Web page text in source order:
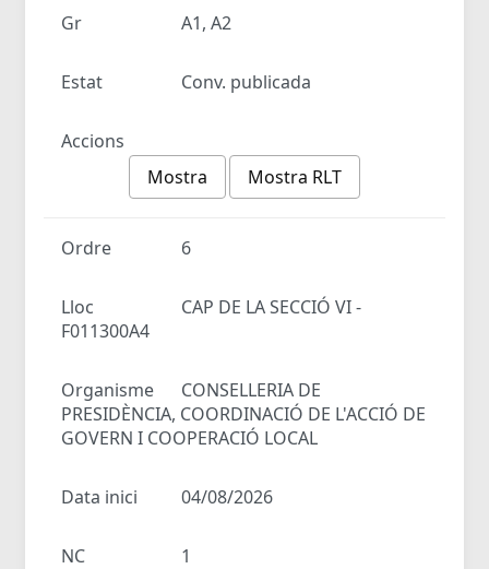
Gr A1, A2
Estat Conv. publicada
Accions
Mostra
Mostra RLT
Ordre 6
Lloc
CAP DE LA SECCIÓ VI -
F011300A4
Organisme
CONSELLERIA DE
PRESIDÈNCIA, COORDINACIÓ DE L'ACCIÓ DE
GOVERN I COOPERACIÓ LOCAL
Data inici 04/08/2026
NC 1